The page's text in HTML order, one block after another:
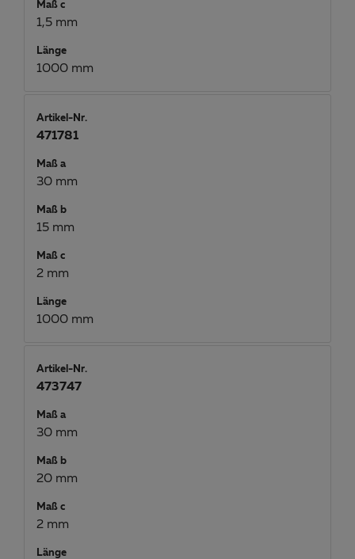
Maß c
1,5 mm
Länge
1000 mm
Artikel-Nr.
471781
Maß a
30 mm
Maß b
15 mm
Maß c
2 mm
Länge
1000 mm
Artikel-Nr.
473747
Maß a
30 mm
Maß b
20 mm
Maß c
2 mm
Länge